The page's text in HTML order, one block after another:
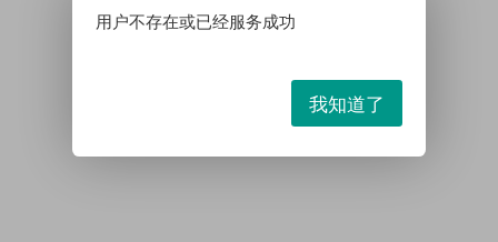
用户不存在或已经服务成功
我知道了